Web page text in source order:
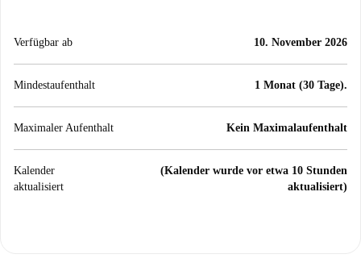
Verfügbar ab 10. November 2026
Mindestaufenthalt 1 Monat (30 Tage).
Maximaler Aufenthalt Kein Maximalaufenthalt
Kalender
aktualisiert
(Kalender wurde vor etwa 10 Stunden
aktualisiert)